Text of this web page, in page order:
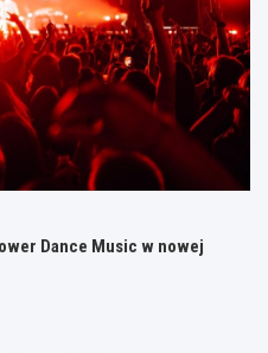
Dance Music w nowej